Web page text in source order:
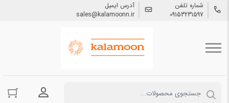
شماره تلفن
09153231597
آدرس ایمیل
sales@kalamoonn.ir
ورود به